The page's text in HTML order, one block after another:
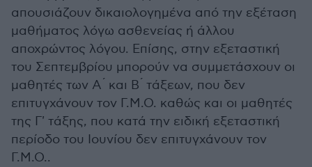
απουσιάζουν δικαιολογημένα από την εξέταση
μαθήματος λόγω ασθενείας ή άλλου
αποχρώντος λόγου. Επίσης, στην εξεταστική
του Σεπτεμβρίου μπορούν να συμμετάσχουν οι
μαθητές των Α ́ και Β ́ τάξεων, που δεν
επιτυγχάνουν τον Γ.Μ.Ο. καθώς και οι μαθητές
της Γ' τάξης, που κατά την ειδική εξεταστική
περίοδο του Ιουνίου δεν επιτυγχάνουν τον
Γ.Μ.Ο..